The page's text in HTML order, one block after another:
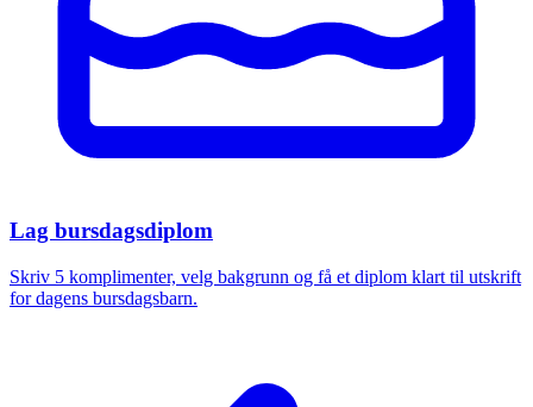
Lag bursdagsdiplom
Skriv 5 komplimenter, velg bakgrunn og få et diplom klart til utskrift
for dagens bursdagsbarn.